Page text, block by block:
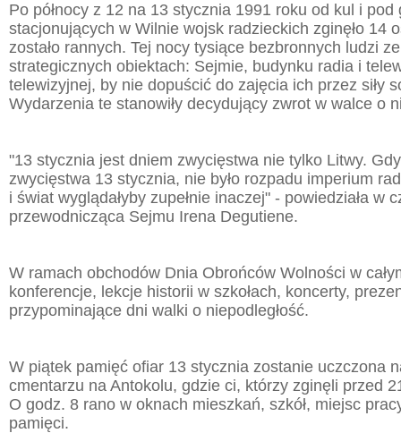
Po północy z 12 na 13 stycznia 1991 roku od kul i pod
stacjonujących w Wilnie wojsk radzieckich zginęło 14
zostało rannych. Tej nocy tysiące bezbronnych ludzi
strategicznych obiektach: Sejmie, budynku radia i
telewizyjnej, by nie dopuścić do zajęcia ich przez siły
Wydarzenia te stanowiły decydujący zwrot w walce o
"13 stycznia jest dniem zwycięstwa nie tylko Litwy.
zwycięstwa 13 stycznia, nie było rozpadu imperium
i świat wyglądałyby zupełnie inaczej" - powiedziała w
przewodnicząca Sejmu Irena Degutiene.
W ramach obchodów Dnia Obrońców Wolności w
konferencje, lekcje historii w szkołach, koncerty,
przypominające dni walki o niepodległość.
W piątek pamięć ofiar 13 stycznia zostanie uczczona
cmentarzu na Antokolu, gdzie ci, którzy zginęli przed
O godz. 8 rano w oknach mieszkań, szkół, miejsc
pamięci.